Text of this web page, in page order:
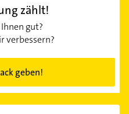
zählt!
gut?
verbessern?
geben!